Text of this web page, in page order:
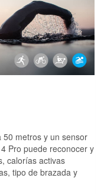
metros y un sensor
Pro puede reconocer y
calorías activas
tipo de brazada y